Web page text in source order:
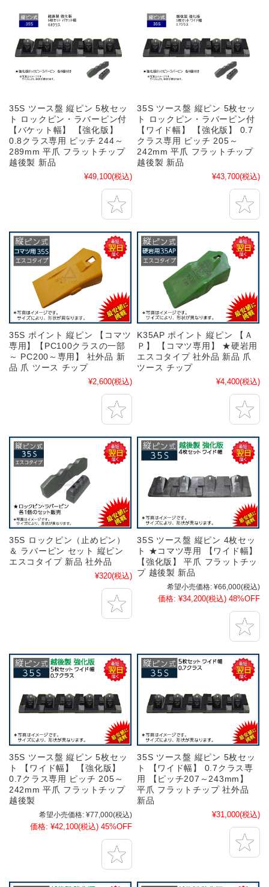
35S ツース盤 縦ピン 5枚セッ
ト ロックピン・ラバーピン付
【バケット幅】 【強化版】
0.8クラス専用 ピッチ 244～
289mm 平爪 フラットチップ
越後製 新品
¥49,100(税込)
35S ツース盤 縦ピン 5枚セッ
ト ロックピン・ラバーピン付
【ワイド幅】 【強化版】 0.7
クラス専用 ピッチ 205～
242mm 平爪 フラットチップ
越後製 新品
¥43,700(税込)
35S ポイント 縦ピン 【コマツ
専用】【PC100クラスの一部
～ PC200～専用】 社外品 新
品 爪 ツース チップ
¥2,600(税込)
K35AP ポイント 縦ピン 【Ａ
Ｐ】 【コマツ専用】 ★硬岩用
エスコタイプ 社外品 新品 爪
ツース チップ
¥4,400(税込)
35S ロックピン（止めピン）
＆ ラバーピン セット 縦ピン
エスコタイプ 新品 社外品
¥320(税込)
35S ツース盤 縦ピン 4枚セッ
ト ★コマツ専用 【ワイド幅】
【強化版】 平爪 フラットチッ
プ 越後製 新品
希望小売価格: ¥66,000(税込)
価格: ¥34,200(税込) 48%OFF
35S ツース盤 縦ピン 5枚セッ
ト 【ワイド幅】 【強化版】
0.7クラス専用 ピッチ 205～
242mm 平爪 フラットチップ
越後製
希望小売価格: ¥77,000(税込)
価格: ¥42,100(税込) 45%OFF
35S ツース盤 縦ピン 5枚セッ
ト 【ワイド幅】 0.7クラス専
用 【ピッチ207～243mm】
平爪 フラットチップ 社外品
新品
¥31,000(税込)